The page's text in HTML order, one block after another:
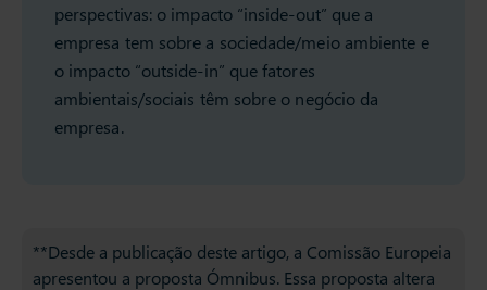
perspectivas: o impacto “inside-out” que a
empresa tem sobre a sociedade/meio ambiente e
o impacto “outside-in” que fatores
ambientais/sociais têm sobre o negócio da
empresa.
**Desde a publicação deste artigo, a Comissão Europeia
apresentou a proposta Ómnibus. Essa proposta altera